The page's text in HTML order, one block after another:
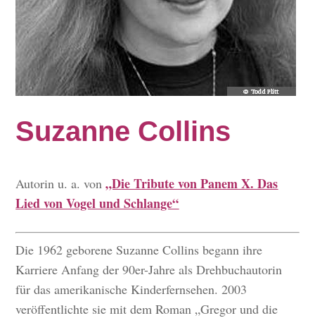
Suzanne Collins
Autorin u. a. von„Die Tribute von Panem X. Das
Lied von Vogel und Schlange“
Die 1962 geborene Suzanne Collins begann ihre
Karriere Anfang der 90er-Jahre als Drehbuchautorin
für das amerikanische Kinderfernsehen. 2003
veröffentlichte sie mit dem Roman „Gregor und die